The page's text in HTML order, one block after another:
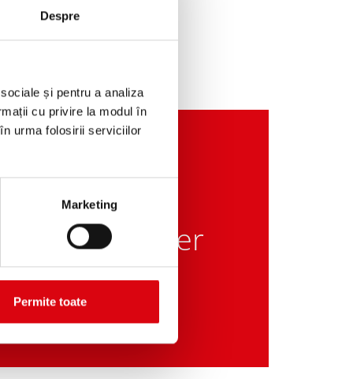
Despre
și pentru a analiza
cu privire la modul în
urma folosirii serviciilor
Marketing
Permite toate
HOW TO:
Booster
& PB12/24